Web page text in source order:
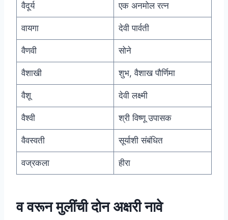
वैदूर्य एक अनमोल रत्न
वायगा देवी पार्वती
वैणवी सोने
वैशाखी शुभ, वैशाख पौर्णिमा
वैशू देवी लक्ष्मी
वैश्वी श्री विष्णू उपासक
वैवस्वती सूर्याशी संबंधित
वज्रकला हीरा
व वरून मुलींची दोन अक्षरी नावे